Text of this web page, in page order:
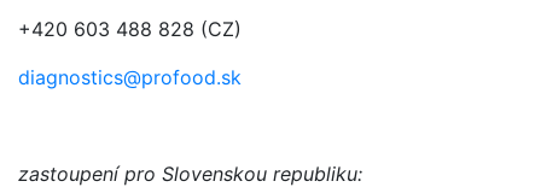
+420 603 488 828 (CZ)
diagnostics@profood.sk
zastoupení pro Slovenskou republiku: